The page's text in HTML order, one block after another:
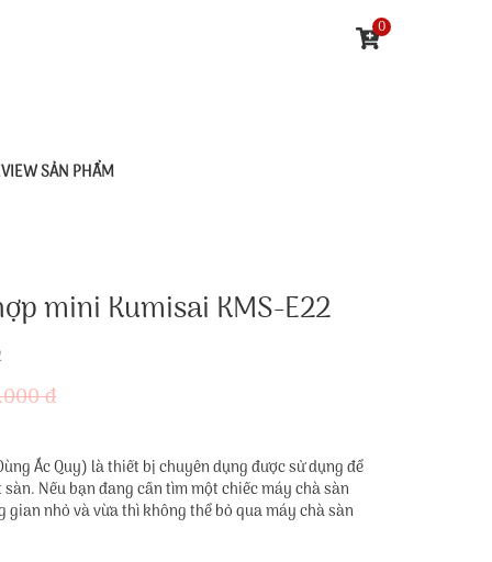
0
SẢN PHẨM
mini Kumisai KMS-E22
đ
Ắc Quy) là thiết bị chuyên dụng được sử dụng để
Nếu bạn đang cần tìm một chiếc máy chà sàn
nhỏ và vừa thì không thể bỏ qua máy chà sàn